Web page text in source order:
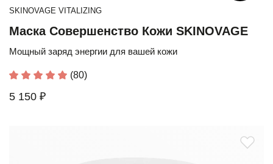
SKINOVAGE VITALIZING
Маска Совершенство Кожи SKINOVAGE
Мощный заряд энергии для вашей кожи
(80)
5 150 ₽